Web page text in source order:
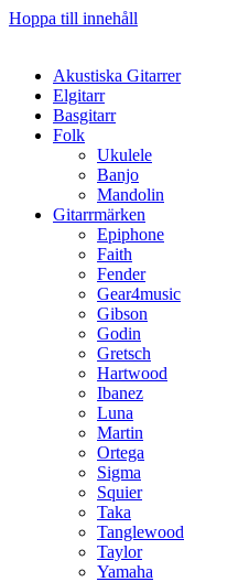
Hoppa till innehåll
Akustiska Gitarrer
Elgitarr
Basgitarr
Folk
Ukulele
Banjo
Mandolin
Gitarrmärken
Epiphone
Faith
Fender
Gear4music
Gibson
Godin
Gretsch
Hartwood
Ibanez
Luna
Martin
Ortega
Sigma
Squier
Taka
Tanglewood
Taylor
Yamaha